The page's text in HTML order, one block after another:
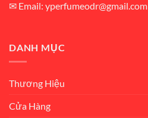
✉ Email: yperfumeodr@gmail.com
DANH MỤC
Thương Hiệu
Cửa Hàng